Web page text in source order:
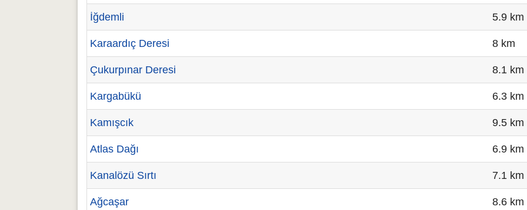
İğdemli 5.9 km
Karaardıç Deresi 8 km
Çukurpınar Deresi 8.1 km
Kargabükü 6.3 km
Kamışcık 9.5 km
Atlas Dağı 6.9 km
Kanalözü Sırtı 7.1 km
Ağcaşar 8.6 km